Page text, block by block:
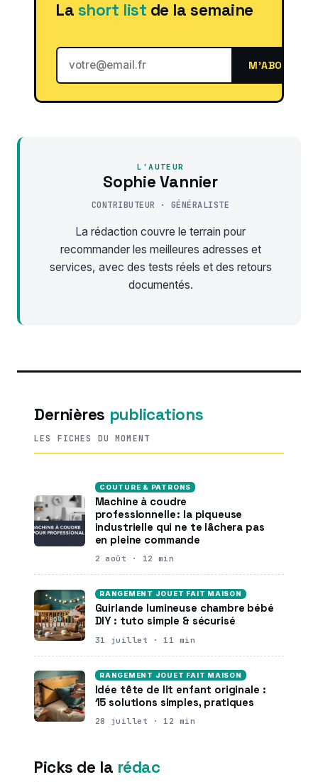
La short list de la semaine
M'ABONNER
L'AUTEUR
Sophie Vannier
CONTRIBUTEUR · GÉNÉRALISTE
La rédaction couvre le terrain pour
recommander les meilleures adresses et
services, avec des tests réels et des retours
documentés.
Dernières publications
LES FICHES DU MOMENT
COUTURE & PATRONS
Machine à coudre
professionnelle : la piqueuse
industrielle qui ne te lâchera pas
en pleine commande
2 août · 12 min
RANGEMENT JOUET FAIT MAISON
Guirlande lumineuse chambre bébé
DIY : tuto simple & sécurisé
31 juillet · 11 min
RANGEMENT JOUET FAIT MAISON
Idée tête de lit enfant originale :
15 solutions simples, pratiques
28 juillet · 12 min
Picks de la rédac